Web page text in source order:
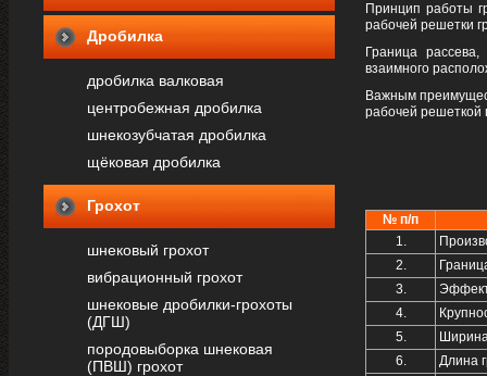
Дробилка
дробилка валковая
центробежная дробилка
шнекозубчатая дробилка
щёковая дробилка
Грохот
шнековый грохот
вибрационный грохот
шнековые дробилки-грохоты
(ДГШ)
породовыборка шнековая
(ПВШ) грохот
Принцип работы
рабочей решетки
Граница
взаимного
Важным
рабочей решеткой
№ п/п
1.
2.
3.
4.
5.
6.
Длина